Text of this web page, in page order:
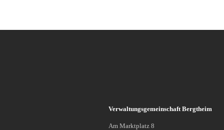
Verwaltungsgemeinschaft Bergtheim
Am Marktplatz 8